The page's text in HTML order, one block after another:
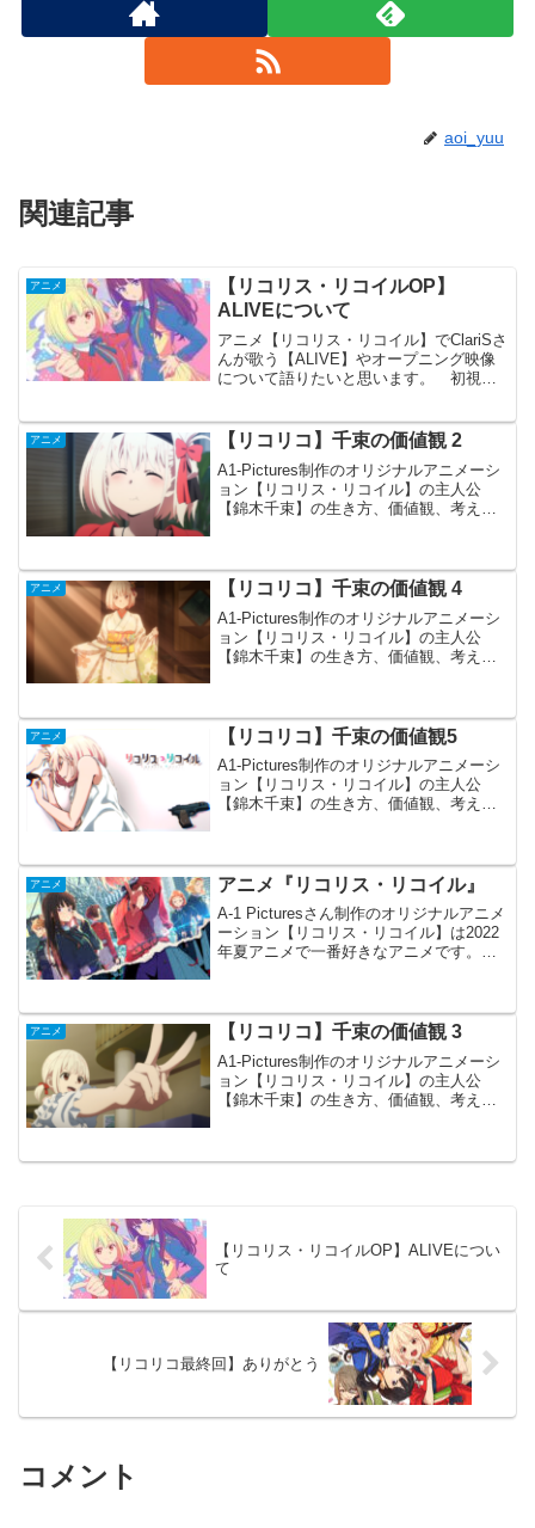
aoi_yuu
関連記事
アニメ
【リコリス・リコイルOP】
ALIVEについて
アニメ【リコリス・リコイル】でClariSさ
んが歌う【ALIVE】やオープニング映像
について語りたいと思います。 初視聴
でも言われていましたが、Aメロが「利己
的」Bメロ...
アニメ 【リコリコ】千束の価値観 2
A1-Pictures制作のオリジナルアニメーシ
ョン【リコリス・リコイル】の主人公
【錦木千束】の生き方、価値観、考え方
生きることに...
アニメ 【リコリコ】千束の価値観 4
A1-Pictures制作のオリジナルアニメーシ
ョン【リコリス・リコイル】の主人公
【錦木千束】の生き方、価値観、考え方
またそ...
アニメ 【リコリコ】千束の価値観5
A1-Pictures制作のオリジナルアニメーシ
ョン【リコリス・リコイル】の主人公
【錦木千束】の生き方、価値観、考え方
3】【千束の価値観4】で書かせていただ
きまし...
アニメ アニメ『リコリス・リコイル』
A-1 Picturesさん制作のオリジナルアニメ
ーション【リコリス・リコイル】は2022
年夏アニメで一番好きなアニメです。ア
て、...
アニメ 【リコリコ】千束の価値観 3
A1-Pictures制作のオリジナルアニメーシ
ョン【リコリス・リコイル】の主人公
【錦木千束】の生き方、価値観、考え方
【リコリス・リコイルOP】ALIVEについ
て
【リコリコ最終回】ありがとう
コメント